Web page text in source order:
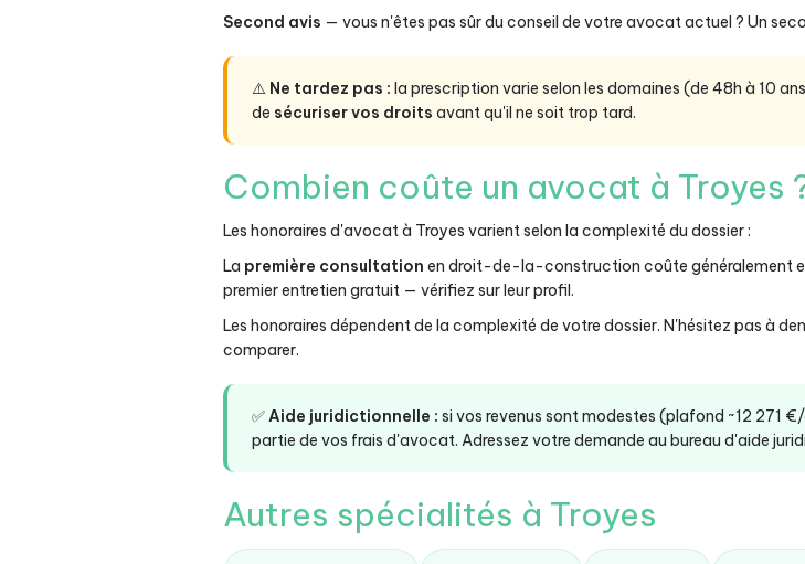
Second avis — vous n'êtes pas sûr du conseil de votre avocat actuel ? Un
⚠️ Ne tardez pas : la prescription varie selon les domaines (de 48h à 10
de sécuriser vos droits avant qu'il ne soit trop tard.
Combien coûte un avocat à Troyes
Les honoraires d'avocat à Troyes varient selon la complexité du dossier :
La première consultation en droit-de-la-construction coûte généralement
premier entretien gratuit — vérifiez sur leur profil.
Les honoraires dépendent de la complexité de votre dossier. N'hésitez pas à
comparer.
✅Aide juridictionnelle : si vos revenus sont modestes (plafond ~12 271
partie de vos frais d'avocat. Adressez votre demande au bureau d'aide
Autres spécialités à Troyes